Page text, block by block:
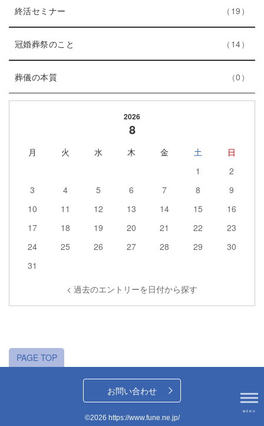
数
リ
数
終活セミナー
ン
ト
リ
数
19
冠婚葬祭のこと
ン
リ
14
葬儀の本質エ
ン
数
0
件
2026
8
月 火 水 木 金 土
日
1
2
3
4 5 6 7 8
9
10
11 12 13 14 15
16
17
18 19 20 21 22
23
24
25 26 27 28 29
30
31
< 過去のエントリーを日付から探す
MENU
PAGE TOP
お問い合わせ
©2026 https://www.fune.ne.jp/